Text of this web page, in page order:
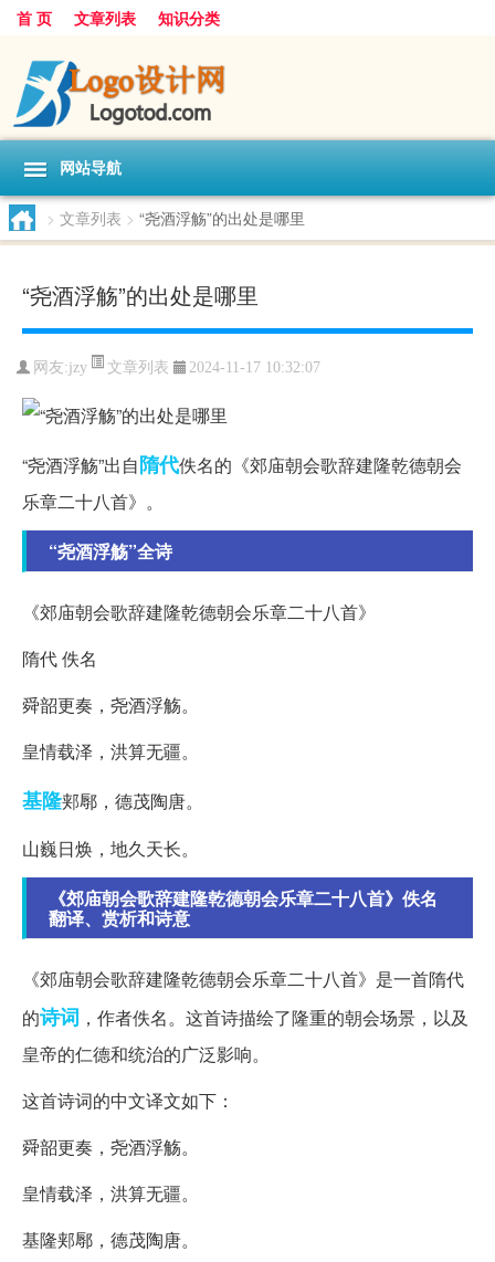
首 页 文章列表 知识分类
网站导航
> 文章列表 > “尧酒浮觞”的出处是哪里
“尧酒浮觞”的出处是哪里
网友:jzy 文章列表 2024-11-17 10:32:07
“尧酒浮觞”出自隋代佚名的《郊庙朝会歌辞建隆乾德朝会
乐章二十八首》。
“尧酒浮觞”全诗
《郊庙朝会歌辞建隆乾德朝会乐章二十八首》
隋代 佚名
舜韶更奏，尧酒浮觞。
皇情载泽，洪算无疆。
基隆郏鄏，德茂陶唐。
山巍日焕，地久天长。
《郊庙朝会歌辞建隆乾德朝会乐章二十八首》佚名
翻译、赏析和诗意
《郊庙朝会歌辞建隆乾德朝会乐章二十八首》是一首隋代
的诗词 ，作者佚名。这首诗描绘了隆重的朝会场景，以及
皇帝的仁德和统治的广泛影响。
这首诗词的中文译文如下：
舜韶更奏，尧酒浮觞。
皇情载泽，洪算无疆。
基隆郏鄏，德茂陶唐。